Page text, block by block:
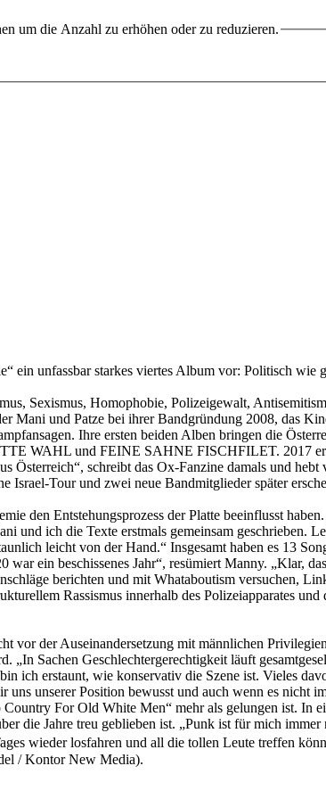
um die Anzahl zu erhöhen oder zu reduzieren.
ein unfassbar starkes viertes Album vor: Politisch wie
Sexismus, Homophobie, Polizeigewalt,
Mani und Patze bei ihrer Bandgründung 2008, das
Ihre ersten beiden Alben bringen die
WAHL und FEINE SAHNE FISCHFILET. 2017
Österreich“, schreibt das Ox-Fanzine damals und
Tour und zwei neue Bandmitglieder später
den Entstehungsprozess der Platte beeinflusst
und ich die Texte erstmals gemeinsam geschrieben.
leicht von der Hand.“ Insgesamt haben es 13
ein beschissenes Jahr“, resümiert Manny. „Klar,
berichten und mit Whataboutism versuchen,
Rassismus innerhalb des Polizeiapparates
vor der Auseinandersetzung mit männlichen
Sachen Geschlechtergerechtigkeit läuft
ich erstaunt, wie konservativ die Szene ist. Vieles
unserer Position bewusst und auch wenn es nicht
For Old White Men“ mehr als gelungen ist. In
die Jahre treu geblieben ist. „Punk ist für mich
wieder losfahren und all die tollen Leute treffen
/ Kontor New Media).